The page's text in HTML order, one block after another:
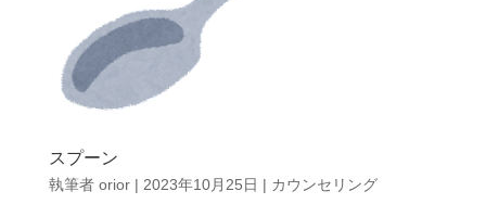
スプーン
執筆者 orior| 2023年10月25日 | カウンセリング